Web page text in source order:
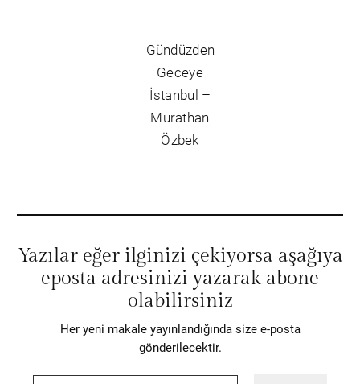
Gündüzden
Geceye
İstanbul –
Murathan
Özbek
Yazılar eğer ilginizi çekiyorsa aşağıya
eposta adresinizi yazarak abone
olabilirsiniz
Her yeni makale yayınlandığında size e-posta
gönderilecektir.